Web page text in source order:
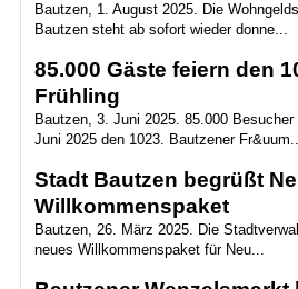
Bautzen, 1. August 2025. Die
Bautzen steht ab sofort wieder donne...
85.000 Gäste feiern den
Frühling
Bautzen, 3. Juni 2025. 85.000
Juni 2025 den 1023. Bautzener
Stadt Bautzen begrüßt
Willkommenspaket
Bautzen, 26. März 2025. Die
neues Willkommenspaket für Neu...